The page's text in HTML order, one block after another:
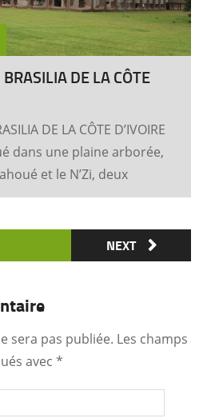
DE LA CÔTE
DE LA CÔTE D’IVOIRE
dans une plaine arborée,
et le N’Zi, deux
Yamoussoukro est
d’Ivoire Un symbole
au centre du pays à
dans l’histoire de
d’Ivoire. Félix Houphouët-
(Pierre Fakhoury et
la Fondation FHB, …) ont
NEXT
sera pas publiée. Les champs
avec *